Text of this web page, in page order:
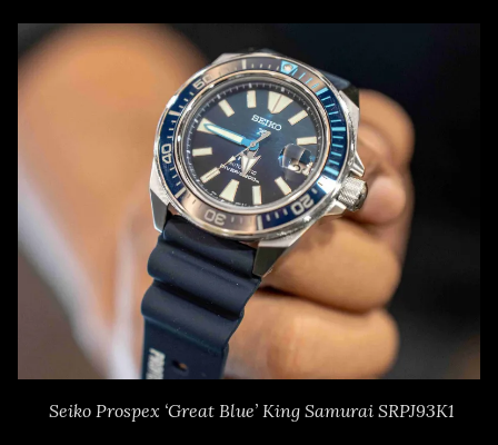
Seiko Prospex ‘Great Blue’ King Samurai SRPJ93K1